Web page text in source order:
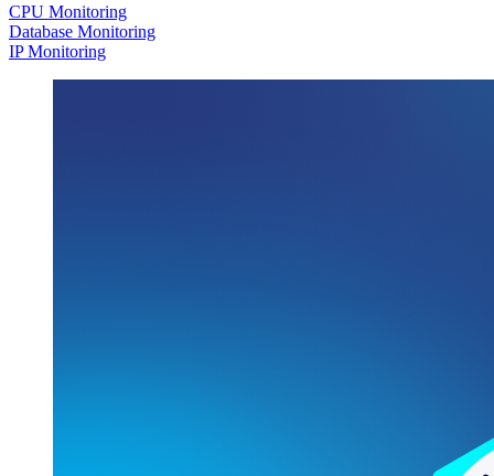
CPU Monitoring
Database Monitoring
IP Monitoring